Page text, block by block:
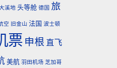
溪地 头等舱 德国 旅
空 旧金山 法国 波士顿
票 申根 直飞
美航 羽田机场 芝加哥